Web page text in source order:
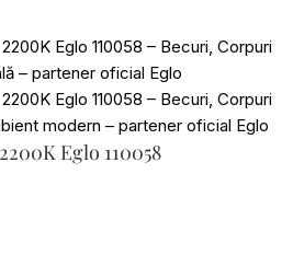
Eglo 110058